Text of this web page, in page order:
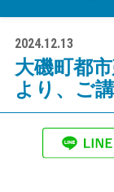
2024.12.13
大磯町都
より、ご